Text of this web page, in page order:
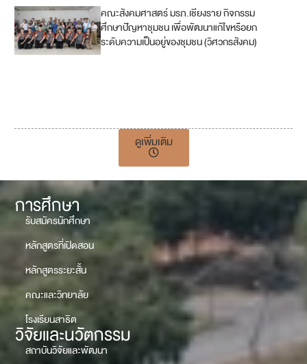
คณะสังคมศาสตร์ มรภ.เชียงราย กิจกรรม
ศึกษาปัญหาชุมชน เพื่อพัฒนาแก้ไขหรือยก
ระดับความเป็นอยู่ของชุมชน (วิศวกรสังคม)
ดูเพิ่มเติม
การศึกษา
รับสมัครนักศึกษา
หลักสูตรที่เปิดสอน
หลักสูตรระยะสั้น
คณะและวิทยาลัย
โรงเรียนสาธิต
วิจัยและนวัตกรรม
สถาบันวิจัยและพัฒนา